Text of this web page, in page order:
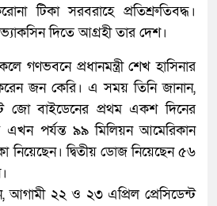
টিকা সরবরাহে প্রতিশ্রুতিবদ্ধ।
দিতে আগ্রহী তার দেশ।
গণভবনে প্রধানমন্ত্রী শেখ হাসিনার
জন কেরি। এ সময় তিনি জানান,
জো বাইডেনের প্রথম একশ দিনের
এখন পর্যন্ত ৯৯ মিলিয়ন আমেরিকান
নিয়েছেন। দ্বিতীয় ডোজ নিয়েছেন ৫৬
২২ ও ২৩ এপ্রিল প্রেসিডেন্ট